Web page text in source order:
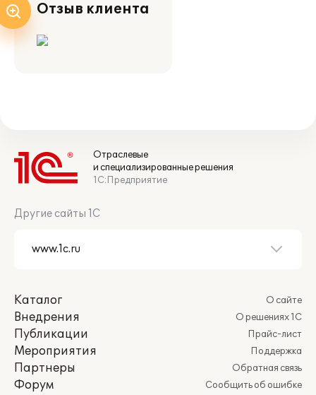
Отзыв клиента
Отраслевые
и специализированные решения
1С:Предприятие
Другие сайты 1С
Каталог
Внедрения
Публикации
Мероприятия
Партнеры
Форум
О сайте
О решениях 1С
Прайс-лист
Поддержка
Обратная связь
Сообщить об ошибке